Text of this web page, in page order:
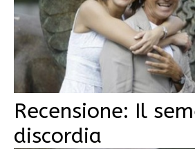
Recensione: Il
discordia